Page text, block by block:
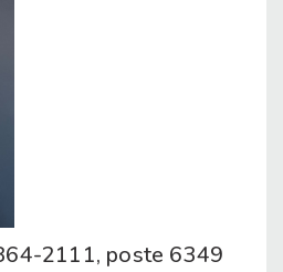
2111, poste 6349